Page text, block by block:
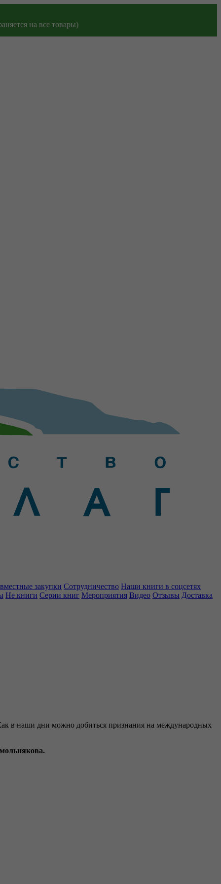
на все товары)
закупки Сотрудничество Наши книги в соцсетях
Не книги Серии книг Мероприятия Видео Отзывы Доставка
в наши дни можно добиться признания на международных